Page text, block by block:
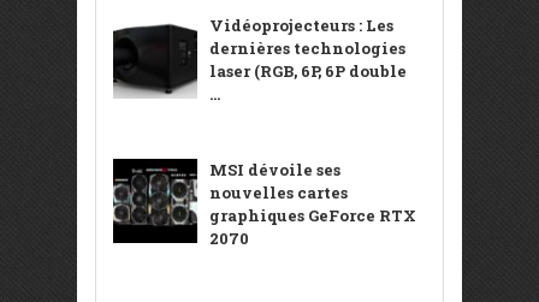
Vidéoprojecteurs : Les
dernières technologies
laser (RGB, 6P, 6P double
...
MSI dévoile ses
nouvelles cartes
graphiques GeForce RTX
2070